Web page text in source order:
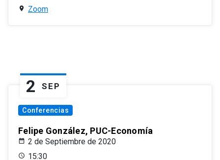
Zoom
2 SEP
Conferencias
Felipe González, PUC-Economía
2 de Septiembre de 2020
15:30